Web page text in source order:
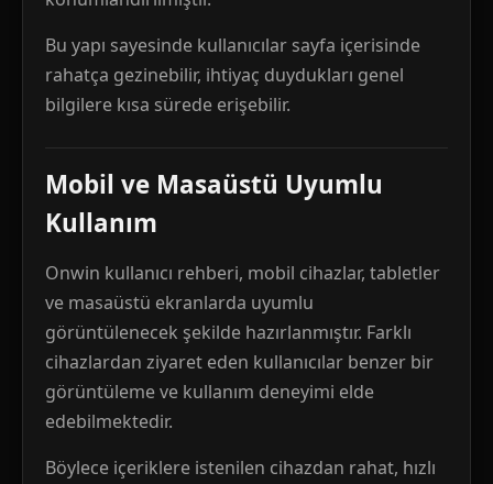
Bu yapı sayesinde kullanıcılar sayfa içerisinde
rahatça gezinebilir, ihtiyaç duydukları genel
bilgilere kısa sürede erişebilir.
Mobil ve Masaüstü Uyumlu
Kullanım
Onwin kullanıcı rehberi, mobil cihazlar, tabletler
ve masaüstü ekranlarda uyumlu
görüntülenecek şekilde hazırlanmıştır. Farklı
cihazlardan ziyaret eden kullanıcılar benzer bir
görüntüleme ve kullanım deneyimi elde
edebilmektedir.
Böylece içeriklere istenilen cihazdan rahat, hızlı